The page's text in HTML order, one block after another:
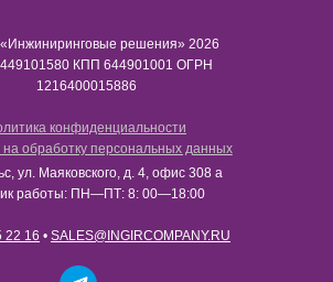
решения» 2026
КПП 644901001 ОГРН
1216400015886
конфиденциальности
на обработку персональных данных
ул. Маяковского, д. 4, офис 308 а
работы: ПН—ПТ: 8: 00—18:00
22 16 • SALES@INGIRCOMPANY.RU